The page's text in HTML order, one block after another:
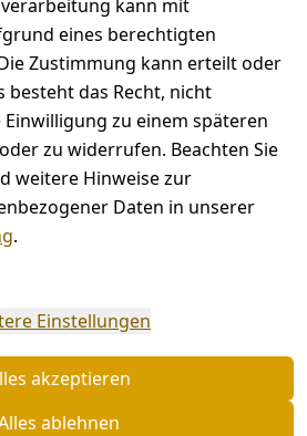
kann mit
eines berechtigten
Zustimmung kann erteilt oder
besteht das Recht, nicht
zu einem späteren
zu widerrufen. Beachten Sie
weitere Hinweise zur
Daten in unserer
.
Einstellungen
akzeptieren
ablehnen